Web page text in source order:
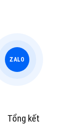
Tổng kết
ZALO